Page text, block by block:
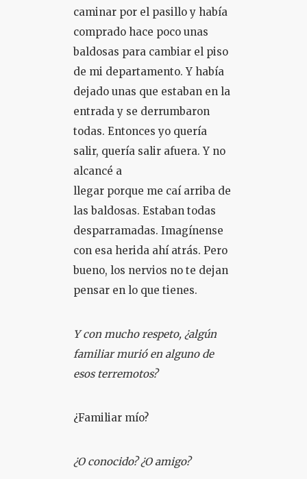
caminar por el pasillo y había
comprado hace poco unas
baldosas para cambiar el piso
de mi departamento. Y había
dejado unas que estaban en la
entrada y se derrumbaron
todas. Entonces yo quería
salir, quería salir afuera. Y no
alcancé a
llegar porque me caí arriba de
las baldosas. Estaban todas
desparramadas. Imagínense
con esa herida ahí atrás. Pero
bueno, los nervios no te dejan
pensar en lo que tienes.
Y con mucho respeto, ¿algún
familiar murió en alguno de
esos terremotos?
¿Familiar mío?
¿O conocido? ¿O amigo?